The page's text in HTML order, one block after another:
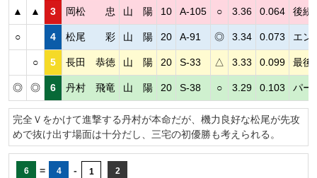
▲ ▲ 3 岡松 忠 山 陽 10 A-105 ○ 3.36 0.064 後続
○ 4 松尾 彩 山 陽 20 A-91 ◎ 3.34 0.073 エン
○ 5 長田 恭徳 山 陽 20 S-33 △ 3.33 0.099 最後
◎ ◎ 6 丹村 飛竜 山 陽 20 S-38 ○ 3.29 0.103 パー
完全Ｖをかけて進撃する丹村が本命だが、機力良好な松尾が先攻
めで抜け出す場面は十分だし、三宅の初優勝も考えられる。
6 = 4 - 1 2